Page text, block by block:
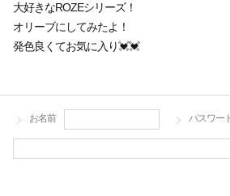
大好きなROZEシリーズ！
オリーブにしてみたよ！
発色良くてお気に入り💓💓
お名前 パスワー